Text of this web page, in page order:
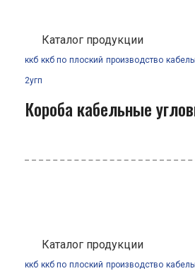
Каталог продукции
ккб ккб по плоский производство
2угп
Короба кабельные
Каталог продукции
ккб ккб по плоский производство